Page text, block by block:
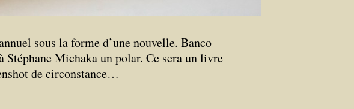
sous la forme d’une nouvelle. Banco
Michaka un polar. Ce sera un livre
de circonstance…